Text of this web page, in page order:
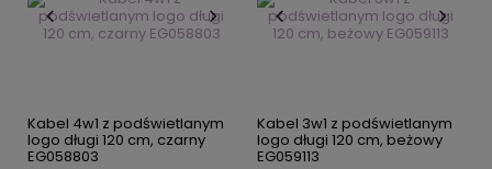
Kabel 4w1 z podświetlanym
logo długi 120 cm, czarny
EG058803
Kabel 3w1 z podświetlanym
logo długi 120 cm, beżowy
EG059113